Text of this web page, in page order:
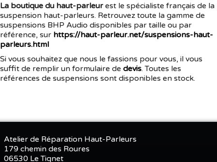
La boutique du haut-parleur est le spécialiste français de la
suspension haut-parleurs. Retrouvez toute la gamme de
suspensions BHP Audio disponibles par taille ou par
référence, sur https://haut-parleur.net/suspensions-haut-
parleurs.html
Si vous souhaitez que nous le fassions pour vous, il vous
suffit de remplir un formulaire de devis. Toutes les
références de suspensions sont disponibles en stock.
Atelier de Réparation Haut-Parleurs
179 chemin des Roures
06530 Le Tignet